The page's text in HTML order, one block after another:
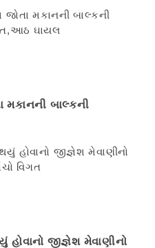
મકાનની બાલ્કની
હોવાનો જીજ્ઞેશ મેવાણીનો